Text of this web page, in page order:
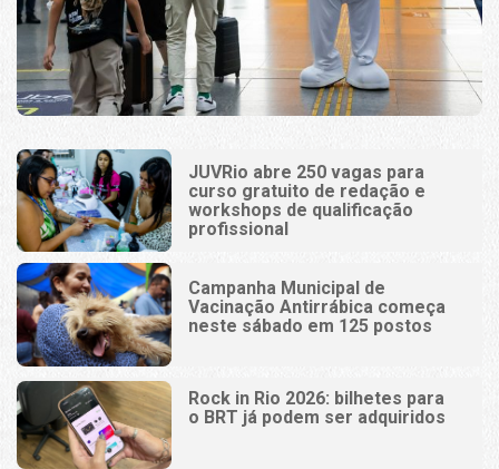
JUVRio abre 250 vagas para
curso gratuito de redação e
workshops de qualificação
profissional
Campanha Municipal de
Vacinação Antirrábica começa
neste sábado em 125 postos
Rock in Rio 2026: bilhetes para
o BRT já podem ser adquiridos